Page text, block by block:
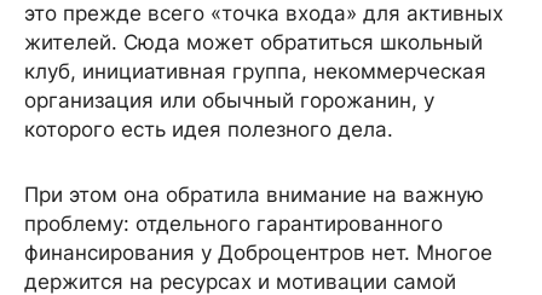
это прежде всего «точка входа» для активных
жителей. Сюда может обратиться школьный
клуб, инициативная группа, некоммерческая
организация или обычный горожанин, у
которого есть идея полезного дела.
При этом она обратила внимание на важную
проблему: отдельного гарантированного
финансирования у Доброцентров нет. Многое
держится на ресурсах и мотивации самой